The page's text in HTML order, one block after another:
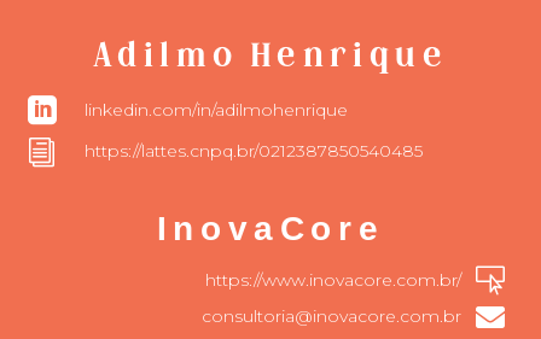
Adilmo Henrique
 linkedin.com/in/adilmohenrique
i https://lattes.cnpq.br/0212387850540485
InovaCore

https://www.inovacore.com.br/

consultoria@inovacore.com.br